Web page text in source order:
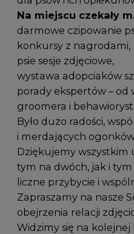
Na miejscu czekały
darmowe czipowanie
konkursy z nagrodami,
psie sesje zdjęciowe,
wystawa adopciaków
porady ekspertów – od
groomera i
Było dużo radości,
i merdających
Dziękujemy wszystkim
tym na dwóch, jak i
liczne przybycie i
Zapraszamy na nasze
obejrzenia relacji
Widzimy się na kolejnej